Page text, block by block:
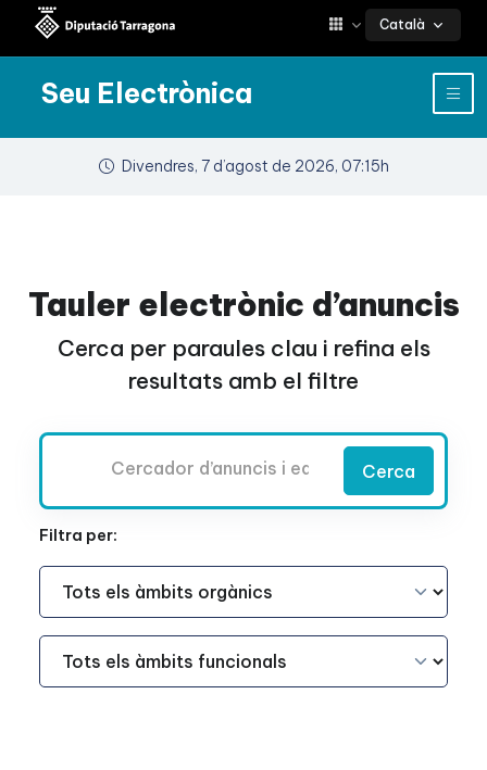
Català
Seu Electrònica
Divendres, 7 d’agost de 2026, 07:15h
Tauler electrònic d’anuncis
Cerca per paraules clau i refina els
resultats amb el filtre
Cerca
Filtra per:
Àmbit Funcional
Àmbit Funcional